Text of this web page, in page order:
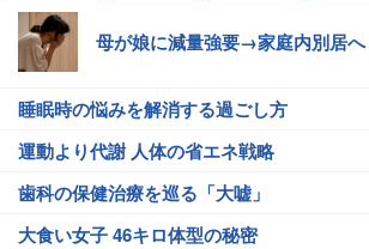
母が娘に減量強要→家庭内別居へ
睡眠時の悩みを解消する過ごし方
運動より代謝 人体の省エネ戦略
歯科の保健治療を巡る「大嘘」
大食い女子 46キロ体型の秘密